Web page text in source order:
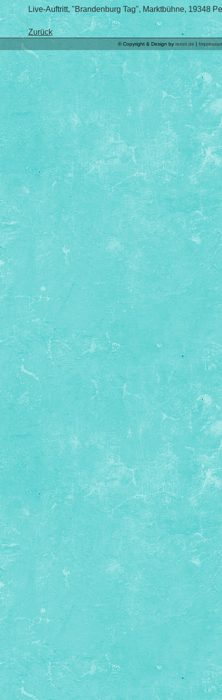
Live-Auftritt, "Brandenburg Tag", Marktbühne, 19348
Zurück
© Copyright & Design by rerori.de